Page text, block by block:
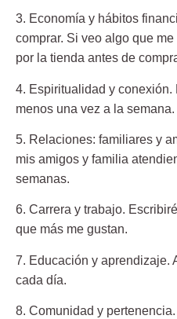
3. Economía y hábitos
comprar. Si veo algo que
por la tienda antes de
4. Espiritualidad y conexión.
menos una vez a la semana.
5. Relaciones: familiares y
mis amigos y familia
semanas.
6. Carrera y trabajo.
que más me gustan.
7. Educación y aprendizaje.
cada día.
8. Comunidad y pertenencia.